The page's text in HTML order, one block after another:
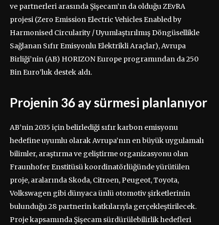
ve partnerleri arasında Şişecam’ın da olduğu ZEvRA
projesi (Zero Emission Electric Vehicles Enabled by
Harmonised Circularity / Uyumlaştırılmış Döngüsellikle
Sağlanan Sıfır Emisyonlu Elektrikli Araçlar), Avrupa
Birliği’nin (AB) HORIZON Europe programından da 250
Bin Euro’luk destek aldı.
Projenin 36 ay sürmesi planlanıyor
AB’nin 2035 için belirlediği sıfır karbon emisyonu
hedefine uyumlu olarak Avrupa’nın en büyük uygulamalı
bilimler, araştırma ve geliştirme organizasyonu olan
Fraunhofer Enstitüsü koordinatörlüğünde yürütülen
proje, aralarında Skoda, Citroen, Peugeot, Toyota,
Volkswagen gibi dünyaca ünlü otomotiv şirketlerinin
bulunduğu 28 partnerin katkılarıyla gerçekleştirilecek.
Proje kapsamında Şişecam sürdürülebilirlik hedefleri